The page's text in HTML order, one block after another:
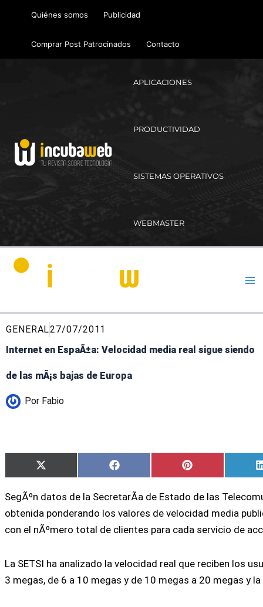
Quiénes somos Publicidad
Comprar Post Patrocinados Contacto
APLICACIONES
PRODUCTIVIDAD
SISTEMAS OPERATIVOS
WEBMASTER
GENERAL27/07/2011
Internet en EspaÃ±a: Velocidad media real sigue siendo
de las mÃ¡s bajas de Europa
Por Fabio
Compartir
en
X
(Twitter)
Compartir
en
Facebook
Compartir
en
Pinterest
SegÃºn datos de la SecretarÃ­a de Estado de las
obtenida ponderando los valores de velocidad media
con el nÃºmero total de clientes para cada servicio de
La SETSI ha analizado la velocidad real que reciben los
3 megas, de 6 a 10 megas y de 10 megas a 20 megas y